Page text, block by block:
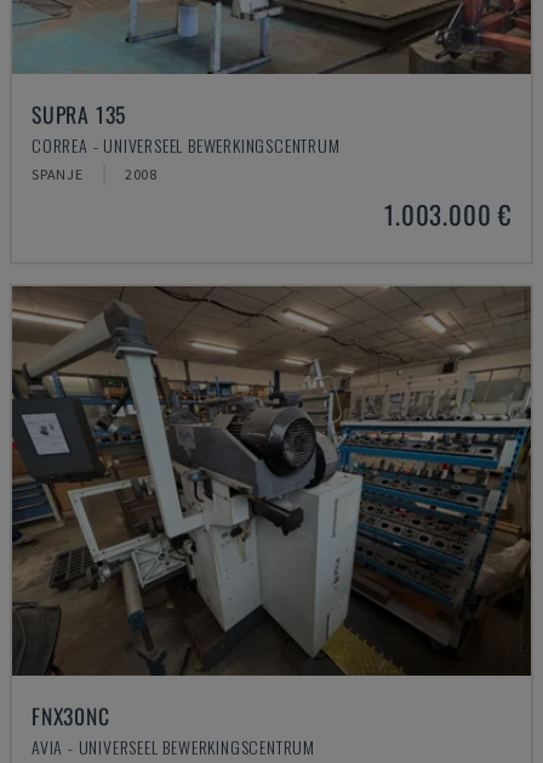
SUPRA 135
CORREA - UNIVERSEEL BEWERKINGSCENTRUM
SPANJE 2008
1.003.000 €
FNX30NC
AVIA - UNIVERSEEL BEWERKINGSCENTRUM